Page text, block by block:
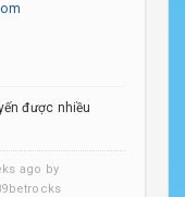
được nhiều
ago by